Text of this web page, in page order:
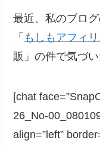
最近、私のブロ
「 もしもアフィ
販」の件で気づ
[chat
26_No-
align=”left”